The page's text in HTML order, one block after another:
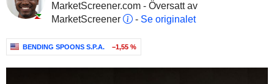
MarketScreener.com - Översatt av
MarketScreener
- Se originalet
BENDING SPOONS S.P.A. −1,55 %